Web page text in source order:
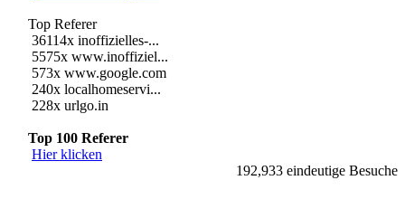
Top Referer
36114x inoffizielles-...
5575x www.inoffiziel...
573x www.google.com
240x localhomeservi...
228x urlgo.in
Top 100 Referer
Hier klicken
192,933 eindeutige Besuche